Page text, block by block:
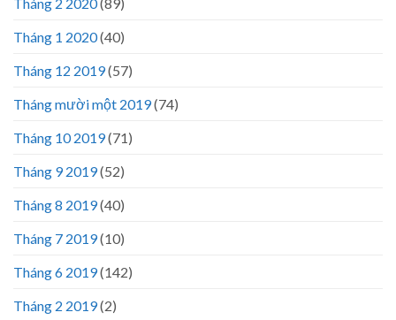
Tháng 1 2020(40)
Tháng 12 2019(57)
Tháng mười một 2019(74)
Tháng 10 2019(71)
Tháng 9 2019(52)
Tháng 8 2019(40)
Tháng 7 2019(10)
Tháng 6 2019(142)
Tháng 2 2019(2)